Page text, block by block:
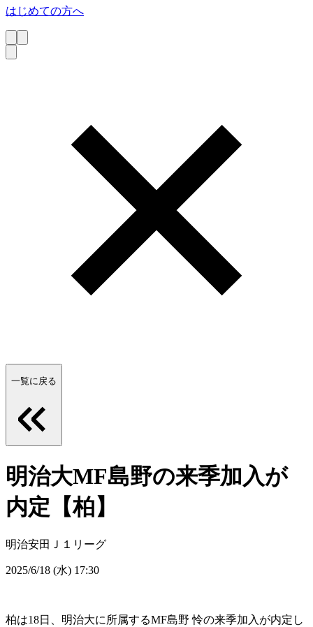
はじめての方へ
一覧に戻る
明治大MF島野の来季加入が
内定【柏】
明治安田Ｊ１リーグ
2025/6/18 (水) 17:30
柏は18日、明治大に所属するMF島野 怜の来季加入が内定し